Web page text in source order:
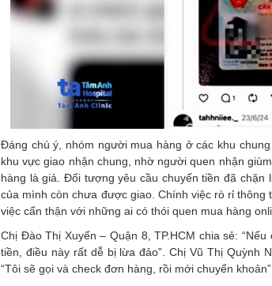
Đáng chú ý, nhóm người mua hàng ở các khu
khu vực giao nhận chung, nhờ người quen nhận
hàng là giả. Đối tượng yêu cầu chuyển tiền đã
của mình còn chưa được giao. Chính việc rò rỉ
việc cẩn thận với những ai có thói quen mua hàng
Chị Đào Thị Xuyến – Quận 8, TP.HCM chia sẻ:
tiền, điều này rất dễ bị lừa đảo”. Chị Vũ Thị Quỳnh
“Tôi sẽ gọi và check đơn hàng, rồi mới chuyển khoản”.